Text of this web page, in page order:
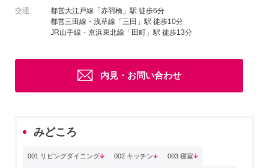
交通
都営大江戸線「赤羽橋」駅 徒歩6分
都営三田線・浅草線「三田」駅 徒歩10分
JR山手線・京浜東北線「田町」駅 徒歩13分
内見・お問い合わせ
みどころ
001 リビングダイニング 002 キッチン 003 寝室